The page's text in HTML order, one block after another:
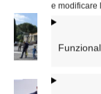
e modificare